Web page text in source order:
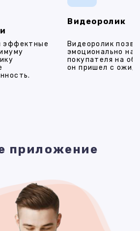
эффектные
Видеоролик
Видеоролик
эмоционально
покупателя на
он пришел с
приложение